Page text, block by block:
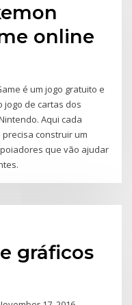
online
é um jogo gratuito e
jogo de cartas dos
Aqui cada
precisa construir um
que vão ajudar
gráficos